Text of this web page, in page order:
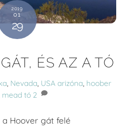
2019
01
29
ÉS AZ A TÓ
, Nevada, USA arizóna, hoober
mead tó 2
Hoover gát felé